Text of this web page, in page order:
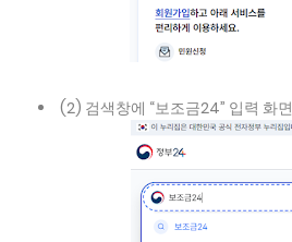
(2) 검색창에 “보조금24” 입력 화면